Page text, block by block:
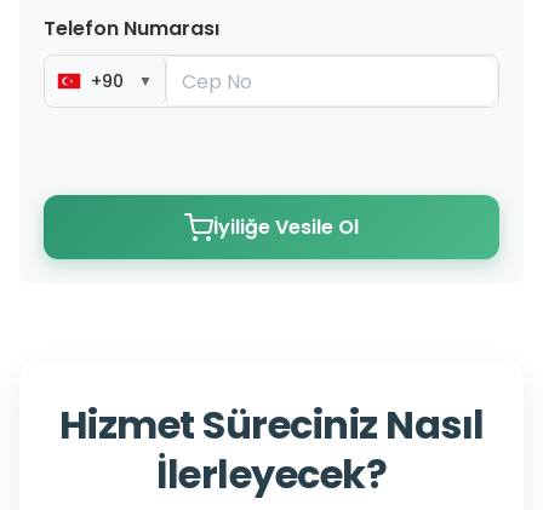
Telefon Numarası
+90 ▼
İyiliğe Vesile Ol
Hizmet Süreciniz Nasıl
İlerleyecek?